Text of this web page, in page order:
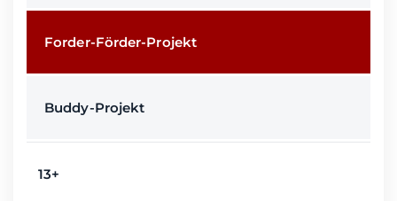
Forder-Förder-Projekt
Buddy-Projekt
13+